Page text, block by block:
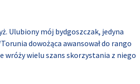
Ulubiony mój bydgoszczak, jedyna
dowożąca awansował do rango
wróży wielu szans skorzystania z niego